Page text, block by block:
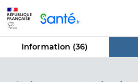
Information (36)